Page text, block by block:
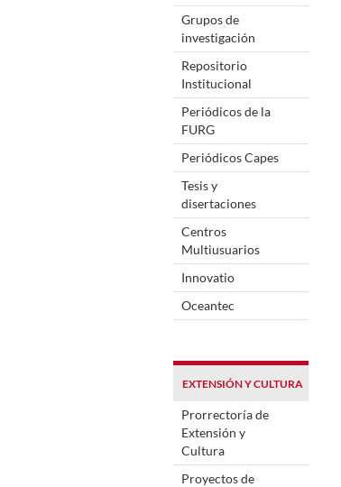
Grupos de
investigación
Repositorio
Institucional
Periódicos de la
FURG
Periódicos Capes
Tesis y
disertaciones
Centros
Multiusuarios
Innovatio
Oceantec
EXTENSIÓN Y CULTURA
Prorrectoría de
Extensión y
Cultura
Proyectos de